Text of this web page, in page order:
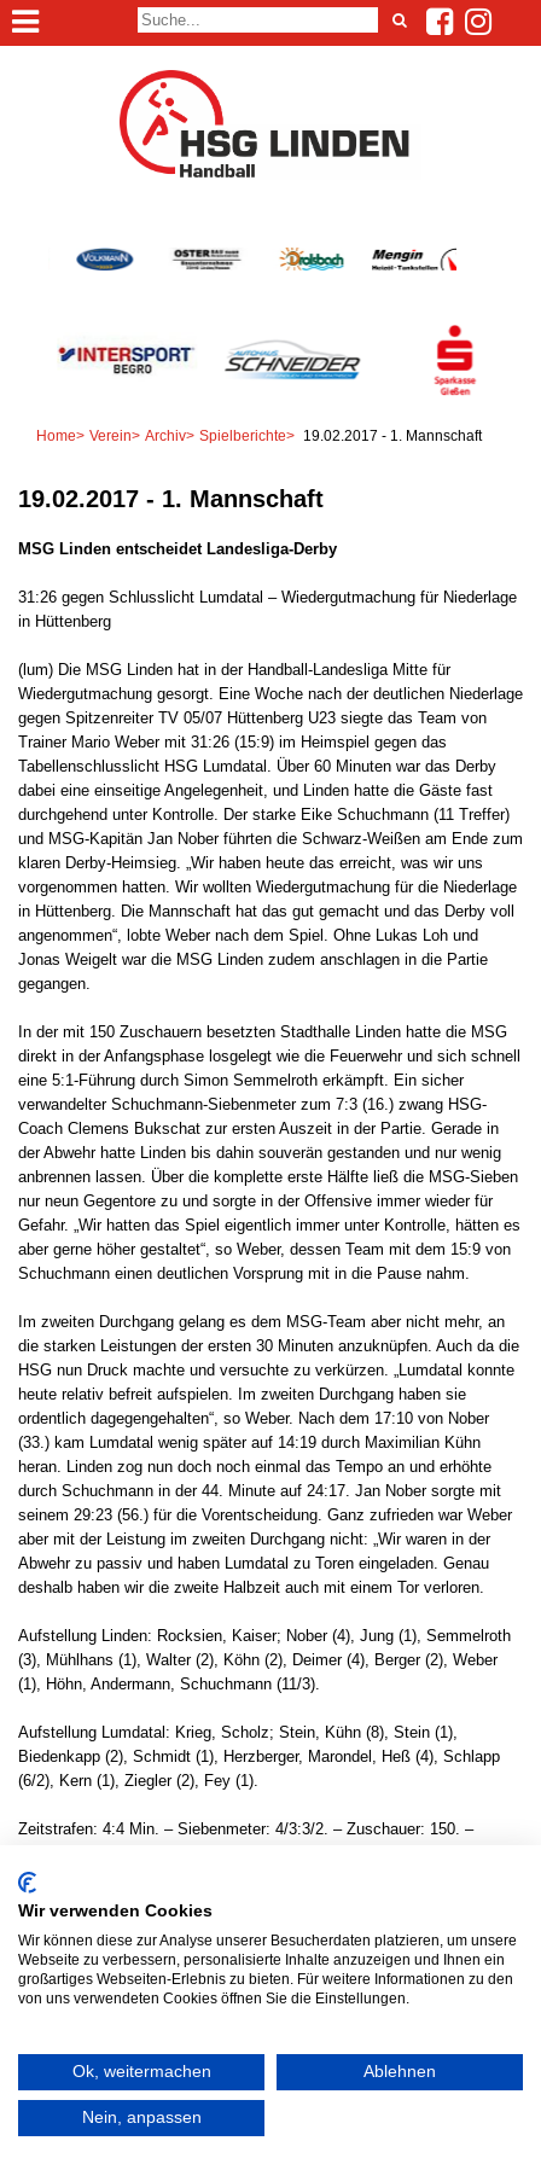
Home> Verein> Archiv> Spielberichte> 19.02.2017 - 1. Mannschaft
19.02.2017 - 1. Mannschaft
MSG Linden entscheidet Landesliga-Derby
31:26 gegen Schlusslicht Lumdatal – Wiedergutmachung für Niederlage
in Hüttenberg
(lum) Die MSG Linden hat in der Handball-Landesliga Mitte für
Wiedergutmachung gesorgt. Eine Woche nach der deutlichen Niederlage
gegen Spitzenreiter TV 05/07 Hüttenberg U23 siegte das Team von
Trainer Mario Weber mit 31:26 (15:9) im Heimspiel gegen das
Tabellenschlusslicht HSG Lumdatal. Über 60 Minuten war das Derby
dabei eine einseitige Angelegenheit, und Linden hatte die Gäste fast
durchgehend unter Kontrolle. Der starke Eike Schuchmann (11 Treffer)
und MSG-Kapitän Jan Nober führten die Schwarz-Weißen am Ende zum
klaren Derby-Heimsieg. „Wir haben heute das erreicht, was wir uns
vorgenommen hatten. Wir wollten Wiedergutmachung für die Niederlage
in Hüttenberg. Die Mannschaft hat das gut gemacht und das Derby voll
angenommen“, lobte Weber nach dem Spiel. Ohne Lukas Loh und
Jonas Weigelt war die MSG Linden zudem anschlagen in die Partie
gegangen.
In der mit 150 Zuschauern besetzten Stadthalle Linden hatte die MSG
direkt in der Anfangsphase losgelegt wie die Feuerwehr und sich schnell
eine 5:1-Führung durch Simon Semmelroth erkämpft. Ein sicher
verwandelter Schuchmann-Siebenmeter zum 7:3 (16.) zwang HSG-
Coach Clemens Bukschat zur ersten Auszeit in der Partie. Gerade in
der Abwehr hatte Linden bis dahin souverän gestanden und nur wenig
anbrennen lassen. Über die komplette erste Hälfte ließ die MSG-Sieben
nur neun Gegentore zu und sorgte in der Offensive immer wieder für
Gefahr. „Wir hatten das Spiel eigentlich immer unter Kontrolle, hätten es
aber gerne höher gestaltet“, so Weber, dessen Team mit dem 15:9 von
Schuchmann einen deutlichen Vorsprung mit in die Pause nahm.
Im zweiten Durchgang gelang es dem MSG-Team aber nicht mehr, an
die starken Leistungen der ersten 30 Minuten anzuknüpfen. Auch da die
HSG nun Druck machte und versuchte zu verkürzen. „Lumdatal konnte
heute relativ befreit aufspielen. Im zweiten Durchgang haben sie
ordentlich dagegengehalten“, so Weber. Nach dem 17:10 von Nober
(33.) kam Lumdatal wenig später auf 14:19 durch Maximilian Kühn
heran. Linden zog nun doch noch einmal das Tempo an und erhöhte
durch Schuchmann in der 44. Minute auf 24:17. Jan Nober sorgte mit
seinem 29:23 (56.) für die Vorentscheidung. Ganz zufrieden war Weber
aber mit der Leistung im zweiten Durchgang nicht: „Wir waren in der
Abwehr zu passiv und haben Lumdatal zu Toren eingeladen. Genau
deshalb haben wir die zweite Halbzeit auch mit einem Tor verloren.
Aufstellung Linden: Rocksien, Kaiser; Nober (4), Jung (1), Semmelroth
(3), Mühlhans (1), Walter (2), Köhn (2), Deimer (4), Berger (2), Weber
(1), Höhn, Andermann, Schuchmann (11/3).
Aufstellung Lumdatal: Krieg, Scholz; Stein, Kühn (8), Stein (1),
Biedenkapp (2), Schmidt (1), Herzberger, Marondel, Heß (4), Schlapp
(6/2), Kern (1), Ziegler (2), Fey (1).
Zeitstrafen: 4:4 Min. – Siebenmeter: 4/3:3/2. – Zuschauer: 150. –
Text: Lucas Mertsching (Presseabteilung MSG Linden).
Ergebnisdienst
© 2026 HSG LINDEN HANDBALL
ANFAHRT IMPRESSUM
Wir verwenden Cookies
Wir können diese zur Analyse unserer Besucherdaten platzieren, um unsere
Webseite zu verbessern, personalisierte Inhalte anzuzeigen und Ihnen ein
großartiges Webseiten-Erlebnis zu bieten. Für weitere Informationen zu den
von uns verwendeten Cookies öffnen Sie die Einstellungen.
Ok, weitermachen Ablehnen
Nein, anpassen